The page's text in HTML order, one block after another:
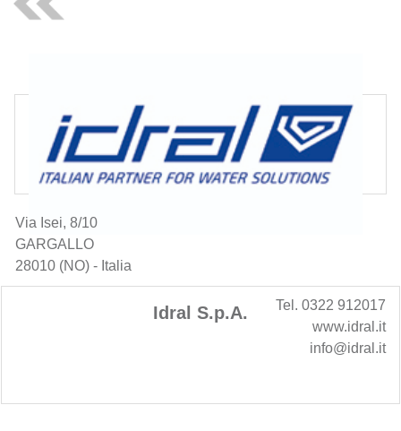
Idral S.p.A.
Via Isei, 8/10
GARGALLO
28010 (NO) - Italia
Tel. 0322 912017
www.idral.it
info@idral.it